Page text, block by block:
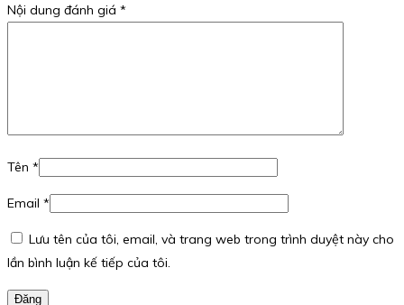
Nội dung đánh giá *
Tên *
Email *
Lưu tên của tôi, email, và trang web trong trình duyệt này cho
lần bình luận kế tiếp của tôi.
Đăng